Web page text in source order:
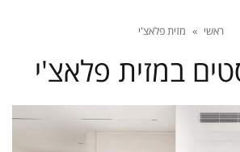
ראשי » מזית פלאצ'י
במזית פלאצ'י